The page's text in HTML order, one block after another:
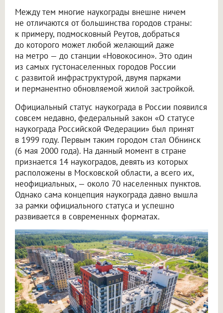
Между тем многие наукограды внешне ничем
не отличаются от большинства городов страны:
к примеру, подмосковный Реутов, добраться
до которого может любой желающий даже
на метро — до станции «Новокосино». Это один
из самых густонаселенных городов России
с развитой инфраструктурой, двумя парками
и перманентно обновляемой жилой застройкой.
Официальный статус наукограда в России появился
совсем недавно, федеральный закон «О статусе
наукограда Российской Федерации» был принят
в 1999 году. Первым таким городом стал Обнинск
(6 мая 2000 года). На данный момент в стране
признается 14 наукоградов, девять из которых
расположены в Московской области, а всего их,
неофициальных, — около 70 населенных пунктов.
Однако сама концепция наукограда давно вышла
за рамки официального статуса и успешно
развивается в современных форматах.